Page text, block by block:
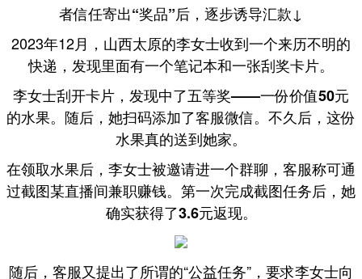
者信任寄出“奖品”后 ，逐步诱导汇款↓
2023年12月，山西太原的李女士收到一个来历不明的
快递，发现里面有一个笔记本和一张刮奖卡片。
李女士刮开卡片，发现中了五等奖——一份价值50元
的水果。随后，她扫码添加了客服微信。不久后， 这份
水果真的送到她家。
在领取水果后，李女士被邀请进一个群聊，客服称可通
过截图某直播间兼职赚钱。 第一次完成截图任务后，她
确实获得了3.6元返现。
随后，客服又提出了所谓的“公益任务”， 要求李女士向